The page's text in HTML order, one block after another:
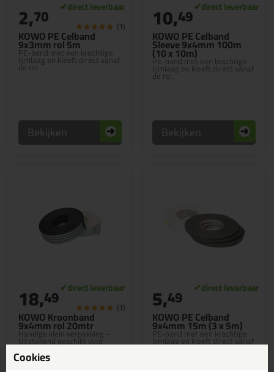
KOWO PE Celband
9x3mm rol 5m
PE-band met een krachtige
lijmlaag en kleeft direct vanaf
de rol.
2,70 (1)
Bekijken
KOWO PE Celband
Sleeve 9x4mm 100m
(10 x 10m)
PE-band met een krachtige
lijmlaag en kleeft direct vanaf
de rol.
10,49
Bekijken
KOWO Kroonband
9x4mm rol 20mtr
Handige klein verpakking -
Uitstekend geschikt voor
beglazen zonder kit!
18,49 (1)
KOWO PE Celband
9x4mm 15m (3 x 5m)
PE-band met een krachtige
lijmlaag en kleeft direct vanaf
de rol.
5,49
Cookies